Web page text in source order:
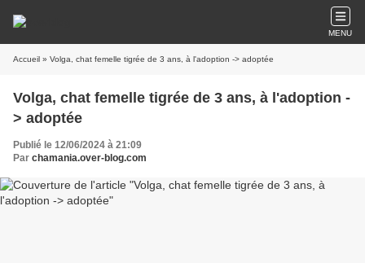
MENU
Accueil » Volga, chat femelle tigrée de 3 ans, à l'adoption -> adoptée
Volga, chat femelle tigrée de 3 ans, à l'adoption -
> adoptée
Publié le 12/06/2024 à 21:09
Par chamania.over-blog.com